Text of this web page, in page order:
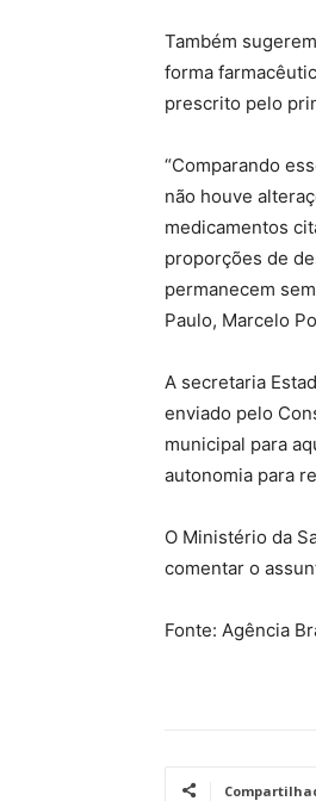
Também
forma
prescrito pelo
“Comparando
não houve
medicamentos
proporções de
permanecem
Paulo, Marcelo
A secretaria
enviado pelo
municipal para
autonomia para
O Ministério da
comentar o
Fonte: Agência